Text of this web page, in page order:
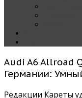
Audi A6 Allroad
Германии:
Редакции Кареты